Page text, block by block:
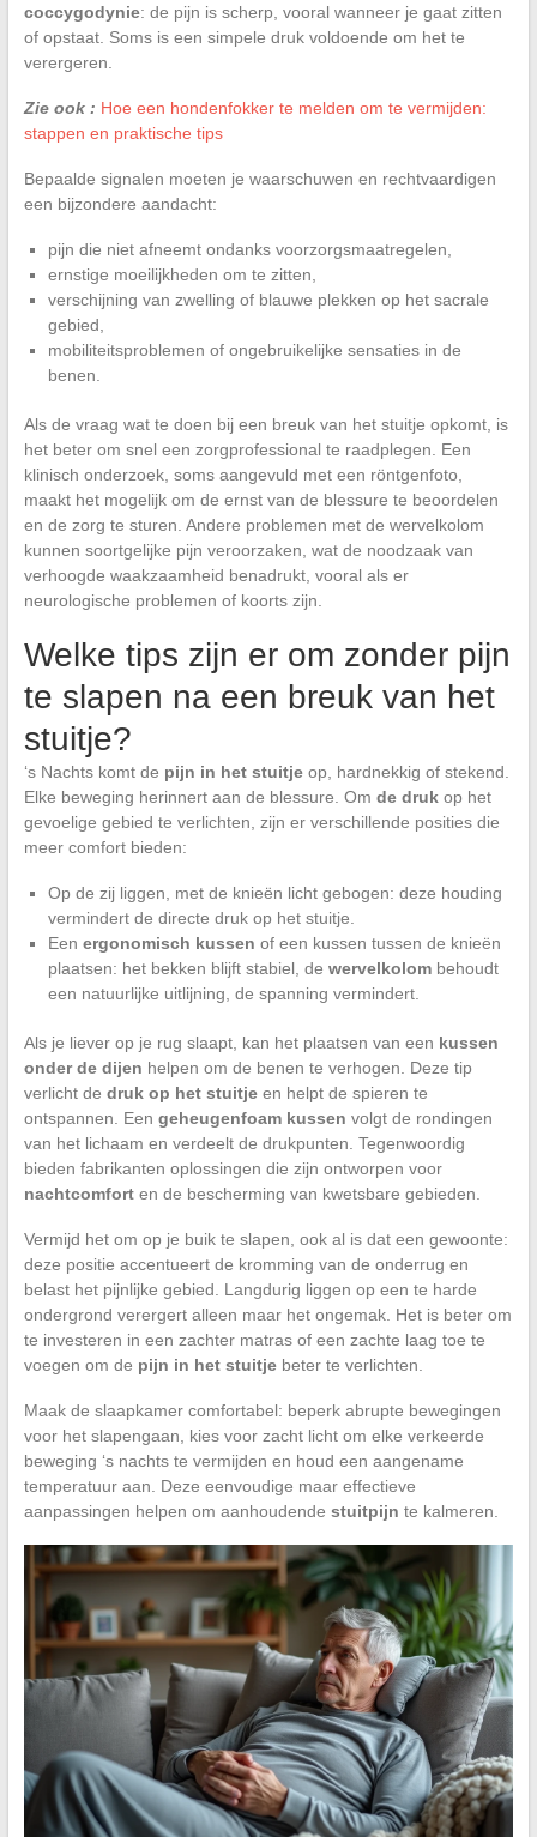
coccygodynie: de pijn is scherp, vooral wanneer je gaat zitten
of opstaat. Soms is een simpele druk voldoende om het te
verergeren.
Zie ook : Hoe een hondenfokker te melden om te vermijden:
stappen en praktische tips
Bepaalde signalen moeten je waarschuwen en rechtvaardigen
een bijzondere aandacht:
pijn die niet afneemt ondanks voorzorgsmaatregelen,
ernstige moeilijkheden om te zitten,
verschijning van zwelling of blauwe plekken op het sacrale
gebied,
mobiliteitsproblemen of ongebruikelijke sensaties in de
benen.
Als de vraag wat te doen bij een breuk van het stuitje opkomt, is
het beter om snel een zorgprofessional te raadplegen. Een
klinisch onderzoek, soms aangevuld met een röntgenfoto,
maakt het mogelijk om de ernst van de blessure te beoordelen
en de zorg te sturen. Andere problemen met de wervelkolom
kunnen soortgelijke pijn veroorzaken, wat de noodzaak van
verhoogde waakzaamheid benadrukt, vooral als er
neurologische problemen of koorts zijn.
Welke tips zijn er om zonder pijn
te slapen na een breuk van het
stuitje?
‘s Nachts komt de pijn in het stuitjeop, hardnekkig of stekend.
Elke beweging herinnert aan de blessure. Om de drukop het
gevoelige gebied te verlichten, zijn er verschillende posities die
meer comfort bieden:
Op de zij liggen, met de knieën licht gebogen: deze houding
vermindert de directe druk op het stuitje.
Een ergonomisch kussen of een kussen tussen de knieën
plaatsen: het bekken blijft stabiel, de wervelkolombehoudt
een natuurlijke uitlijning, de spanning vermindert.
Als je liever op je rug slaapt, kan het plaatsen van een kussen
onder de dijen helpen om de benen te verhogen. Deze tip
verlicht de druk op het stuitjeen helpt de spieren te
ontspannen. Een geheugenfoam kussen volgt de rondingen
van het lichaam en verdeelt de drukpunten. Tegenwoordig
bieden fabrikanten oplossingen die zijn ontworpen voor
nachtcomforten de bescherming van kwetsbare gebieden.
Vermijd het om op je buik te slapen, ook al is dat een gewoonte:
deze positie accentueert de kromming van de onderrug en
belast het pijnlijke gebied. Langdurig liggen op een te harde
ondergrond verergert alleen maar het ongemak. Het is beter om
te investeren in een zachter matras of een zachte laag toe te
voegen om de pijn in het stuitjebeter te verlichten.
Maak de slaapkamer comfortabel: beperk abrupte bewegingen
voor het slapengaan, kies voor zacht licht om elke verkeerde
beweging ‘s nachts te vermijden en houd een aangename
temperatuur aan. Deze eenvoudige maar effectieve
aanpassingen helpen om aanhoudende stuitpijn te kalmeren.